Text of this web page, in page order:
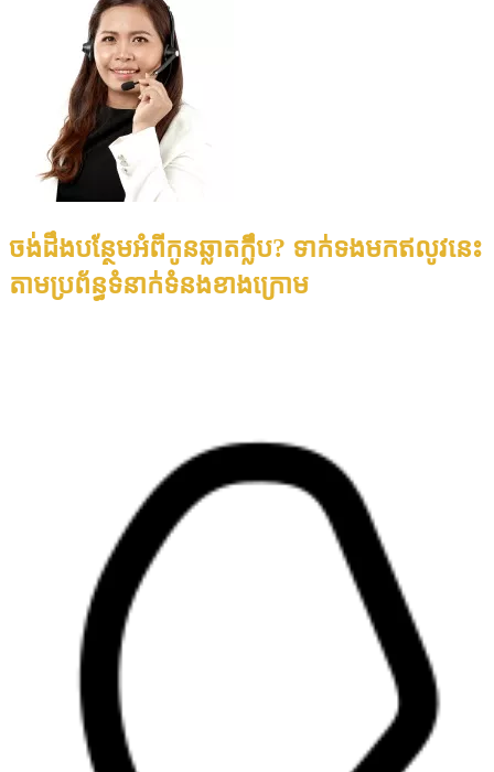
ចង់ដឹងបន្ថែមអំពីកូនឆ្លាតក្លឹប? ទាក់ទងមកឥលូវនេះ
តាមប្រព័ន្ធទំនាក់ទំនងខាងក្រោម